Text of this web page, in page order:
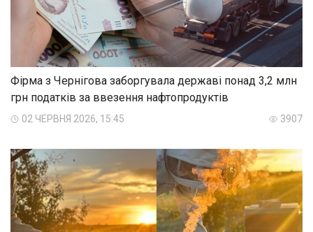
Фірма з Чернігова заборгувала державі понад 3,2 млн
грн податків за ввезення нафтопродуктів
02 ЧЕРВНЯ 2026, 15:45 3907